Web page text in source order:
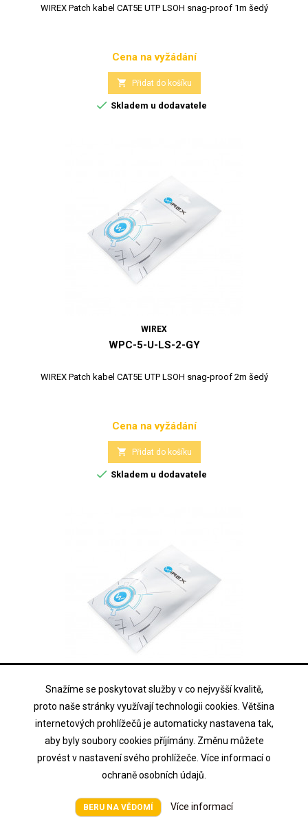
Snažíme se poskytovat služby v co nejvyšší kvalitě,
proto naše stránky využívají technologii cookies. Většina
internetových prohlížečů je automaticky nastavena tak,
aby byly soubory cookies příjímány. Změnu můžete
provést v nastavení svého prohlížeče. Více informací o
ochraně osobních údajů.
BERU NA VĚDOMÍ Více informací
WIREX Patch kabel CAT5E UTP LSOH snag-proof 1m šedý
Cena
Cena na vyžádání
 Přidat do košíku
 Skladem u dodavatele
WIREX
WPC-5-U-LS-2-GY
WIREX Patch kabel CAT5E UTP LSOH snag-proof 2m šedý
Cena
Cena na vyžádání
 Přidat do košíku
 Skladem u dodavatele
WPC-5-U-LS-3-GY
WIREX Patch kabel CAT5E UTP LSOH snag-proof 3m šedý
Cena